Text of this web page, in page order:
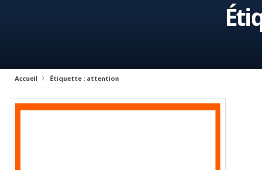
Accueil Étiquette : attention